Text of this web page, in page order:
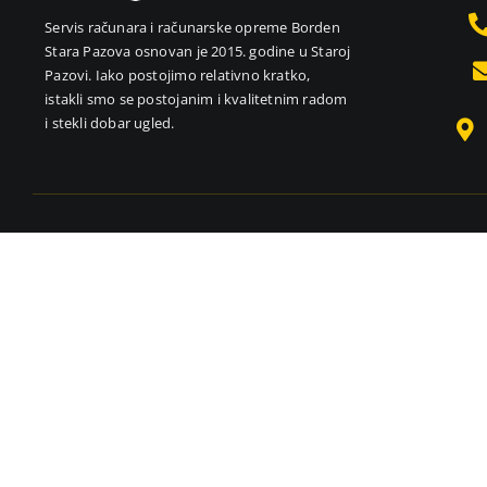
Servis računara i računarske opreme Borden
Stara Pazova osnovan je 2015. godine u Staroj
Pazovi. Iako postojimo relativno kratko,
istakli smo se postojanim i kvalitetnim radom
i stekli dobar ugled.